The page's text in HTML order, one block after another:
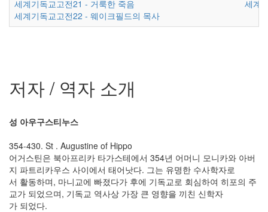
세계기독교고전21 - 거룩한 죽음
세계기독교고전22 - 웨이크필드의 목사
세계
저자 / 역자 소개
성 아우구스티누스
354-430. St . Augustine of Hippo
어거스틴은 북아프리카 타가스테에서 354년 어머니 모니카와 아버
지 파트리카우스 사이에서 태어낫다. 그는 유명한 수사학자로
서 활동하며, 마니교에 빠졌다가 후에 기독교로 회심하여 히포의 주
교가 되었으며, 기독교 역사상 가장 큰 영향을 끼친 신학자
가 되었다.